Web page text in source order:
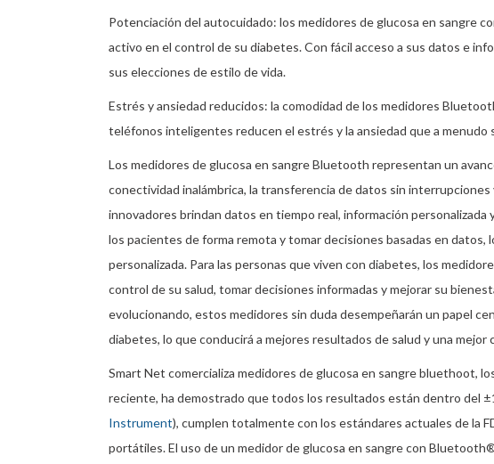
Potenciación del autocuidado: los medidores de glucosa en sangre
activo en el control de su diabetes. Con fácil acceso a sus datos e
sus elecciones de estilo de vida.
Estrés y ansiedad reducidos: la comodidad de los medidores
teléfonos inteligentes reducen el estrés y la ansiedad que a
Los medidores de glucosa en sangre Bluetooth representan un
conectividad inalámbrica, la transferencia de datos sin
innovadores brindan datos en tiempo real, información
los pacientes de forma remota y tomar decisiones basadas en
personalizada. Para las personas que viven con diabetes, los
control de su salud, tomar decisiones informadas y mejorar su
evolucionando, estos medidores sin duda desempeñarán un papel
diabetes, lo que conducirá a mejores resultados de salud y una
Smart Net comercializa medidores de glucosa en sangre bluethoot,
reciente, ha demostrado que todos los resultados están dentro del
Instrument), cumplen totalmente con los estándares actuales de la
portátiles. El uso de un medidor de glucosa en sangre con